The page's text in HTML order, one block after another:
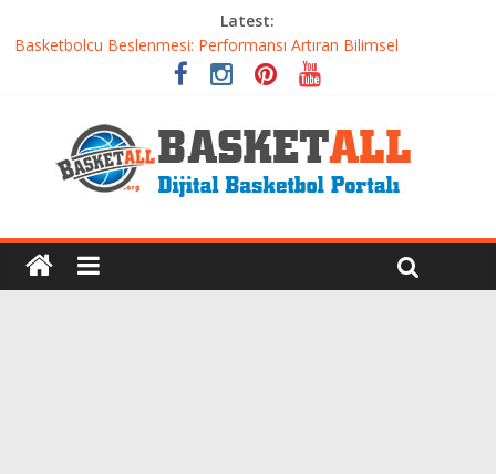
Latest:
Etkili Basketbol Antrenmanı Nasıl Olmalı
Basketbolcu Beslenmesi: Performansı Artıran Bilimsel
Iverson’dan Kyrie’e: Top Sürme Sanatının Dramatik Evrimi
Dünyanın En İyi Basketbol Takımı: Gerçek Şampiyon Kim?